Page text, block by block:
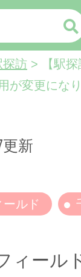
探訪 > 【駅
が変更にな
更新
ルド
ィール